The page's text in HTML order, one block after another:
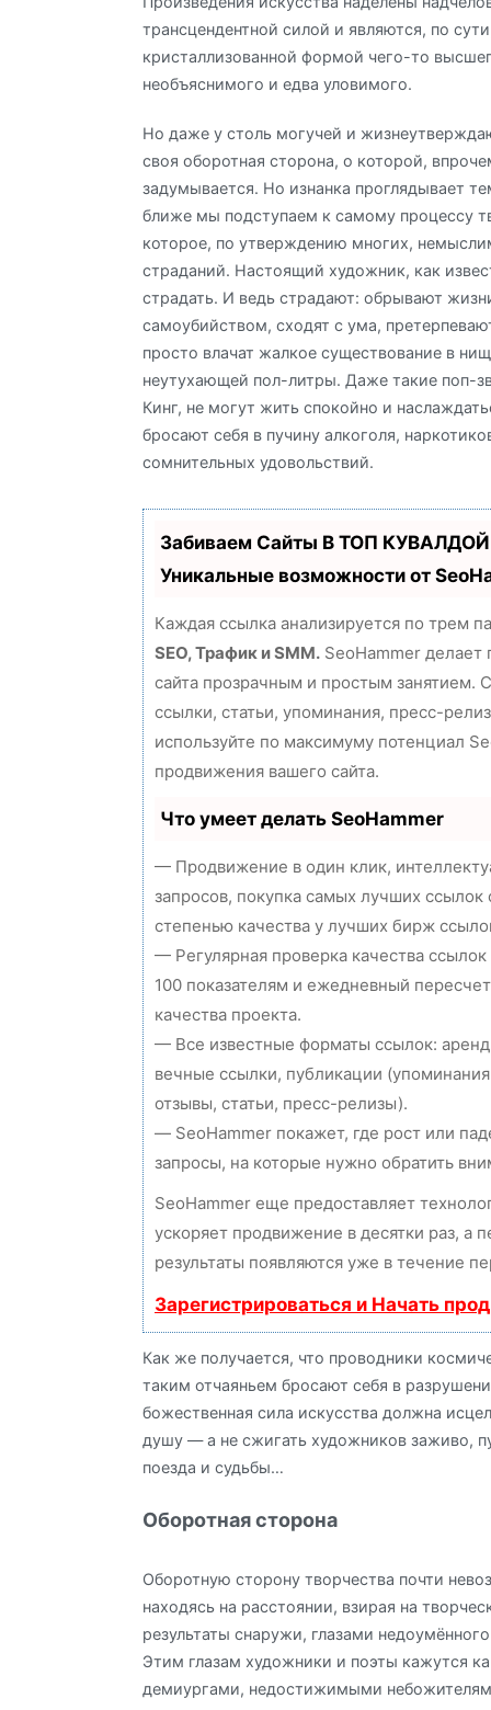
трансцендентной силой и являются, по
кристаллизованной формой чего-то
необъяснимого и едва уловимого.
Но даже у столь могучей и
своя оборотная сторона, о которой,
задумывается. Но изнанка проглядывает
ближе мы подступаем к самому процессу
которое, по утверждению многих,
страданий. Настоящий художник, как
страдать. И ведь страдают: обрывают
самоубийством, сходят с ума,
просто влачат жалкое существование в
неутухающей пол-литры. Даже такие поп-
Кинг, не могут жить спокойно и
бросают себя в пучину алкоголя,
сомнительных удовольствий.
Забиваем Сайты В ТОП
Уникальные возможности от
Каждая ссылка анализируется по трем
SEO, Трафик и SMM. SeoHammer
сайта прозрачным и простым занятием.
ссылки, статьи, упоминания, пресс-
используйте по максимуму потенциал
продвижения вашего сайта.
Что умеет делать SeoHammer
— Продвижение в один клик,
запросов, покупка самых лучших ссылок
степенью качества у лучших бирж
— Регулярная проверка качества
100 показателям и ежедневный
качества проекта.
— Все известные форматы ссылок:
вечные ссылки, публикации
отзывы, статьи, пресс-релизы).
— SeoHammer покажет, где рост или
запросы, на которые нужно обратить
SeoHammer еще предоставляет
ускоряет продвижение в десятки раз, а
результаты появляются уже в течение
Зарегистрироваться и Начать
Как же получается, что проводники
таким отчаяньем бросают себя в
божественная сила искусства должна
душу — а не сжигать художников заживо,
поезда и судьбы…
Оборотная сторона
Оборотную сторону творчества почти
находясь на расстоянии, взирая на
результаты снаружи, глазами
Этим глазам художники и поэты кажутся
демиургами, недостижимыми